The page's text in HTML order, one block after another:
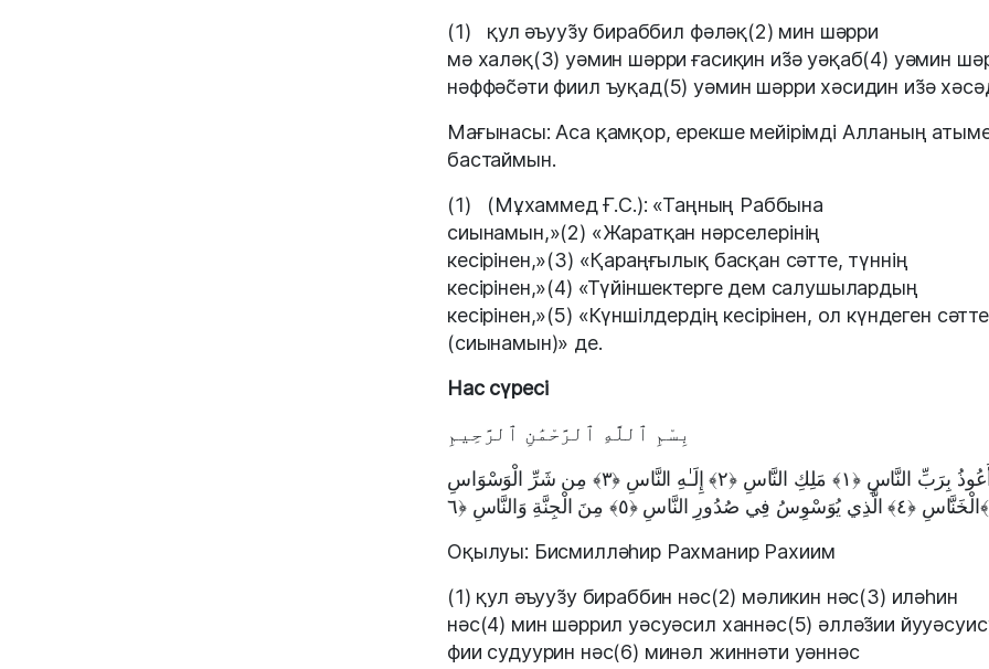
(1) қул әъууз̃у бираббил фәләқ(2) мин шәрри
мә халәқ(3) уәмин шәрри ғасиқин из̃ә уәқаб(4) уәмин
нәффәс̃әти фиил ъуқад(5) уәмин шәрри хәсидин из̃ә
Мағынасы: Аса қамқор, ерекше мейірімді Алланың
бастаймын.
(1) (Мұхаммед Ғ.С.): «Таңның Раббына
сиынамын,»(2) «Жаратқан нәрселерінің
кесірінен,»(3) «Қараңғылық басқан сәтте, түннің
кесірінен,»(4) «Түйіншектерге дем салушылардың
кесірінен,»(5) «Күншілдердің кесірінен, ол күндеген сәтте
(сиынамын)» де.
Нас сүресі
بِسْمِ ٱللَّهِ ٱلرَّحْمَٰنِ ٱلرَّحِيمِ
قُلْ أَعُوذُ بِرَبِّ النَّاسِ ﴿١﴾ مَلِكِ النَّاسِ ﴿٢﴾ إِلَـٰهِ النَّاسِ ﴿٣﴾ مِن شَرِّ الْوَسْوَاسِ
الْخَنَّاسِ ﴿٤﴾ الَّذِي يُوَسْوِسُ فِي صُدُورِ النَّاسِ ﴿٥﴾ مِنَ الْجِنَّةِ وَالنَّاسِ ﴿٦﴾
Оқылуы: Бисмилләһир Рахманир Рахиим
(1) қул әъууз̃у бираббин нәс(2) мәликин нәс(3) иләһин
нәс(4) мин шәррил уәсуәсил ханнәс(5) әлләз̃ии
фии судуурин нәс(6) минәл жиннәти уәннәс